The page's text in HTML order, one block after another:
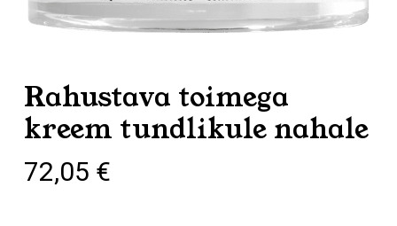
Rahustava toimega
kreem tundlikule nahale
72,05 €